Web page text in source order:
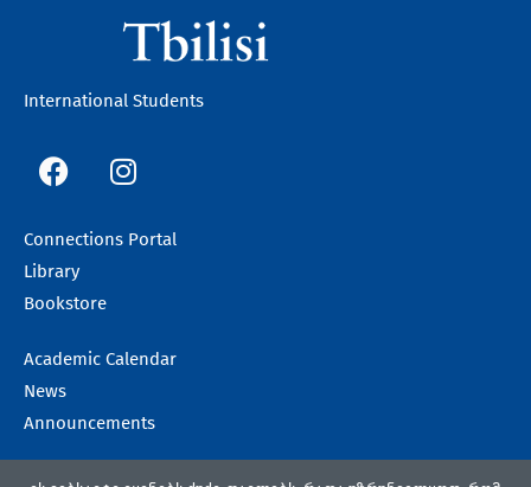
International Students
F
a
e
b
o
k
I
n
t
a
Connections Portal
Library
Bookstore
Academic Calendar
News
Announcements